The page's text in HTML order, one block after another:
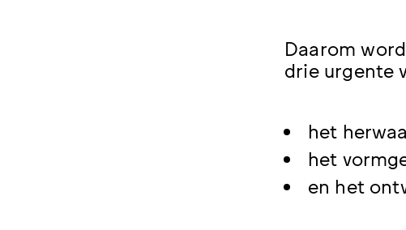
Daarom
drie urgente
het
het
en het